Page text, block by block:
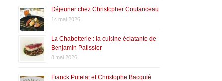
Déjeuner chez Christopher Coutanceau
14 mai 2026
La Chabotterie : la cuisine éclatante de
Benjamin Patissier
8 mai 2026
Franck Putelat et Christophe Bacquié